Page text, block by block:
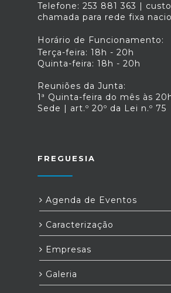
Telefone: 253 881 363 |
chamada para rede fixa
Horário de Funcionamento:
Terça-feira: 18h - 20h
Quinta-feira: 18h - 20h
Reuniões da Junta:
1ª Quinta-feira do mês às
Sede | art.º 20º da Lei n.º 75
FREGUESIA
Agenda de Eventos
Caracterização
Empresas
Galeria